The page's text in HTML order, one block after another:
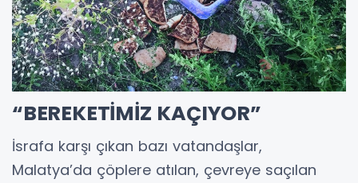
“BEREKETİMİZ KAÇIYOR”
​İsrafa karşı çıkan bazı vatandaşlar,
Malatya’da çöplere atılan, çevreye saçılan